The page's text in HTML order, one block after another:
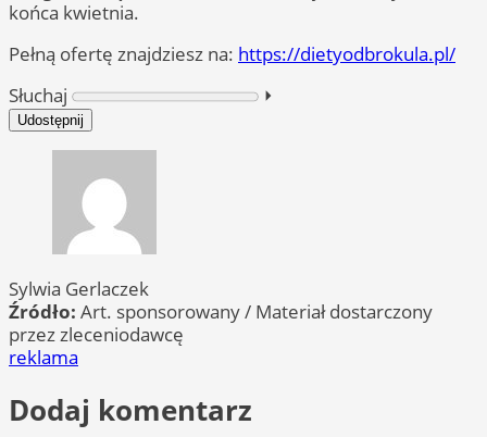
końca kwietnia.
Pełną ofertę znajdziesz na: https://dietyodbrokula.pl/
Słuchaj
⏵︎
Udostępnij
Sylwia Gerlaczek
Źródło: Art. sponsorowany / Materiał dostarczony
przez zleceniodawcę
reklama
Dodaj komentarz